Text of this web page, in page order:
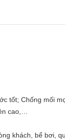
tốt; Chống mối
cao,…
khách, bể bơi,